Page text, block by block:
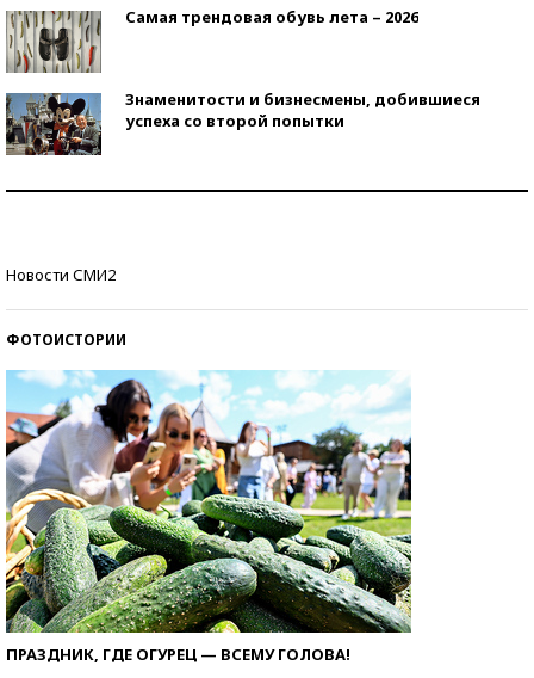
Самая трендовая обувь лета – 2026
Знаменитости и бизнесмены, добившиеся
успеха со второй попытки
Новости СМИ2
ФОТОИСТОРИИ
ПРАЗДНИК, ГДЕ ОГУРЕЦ — ВСЕМУ ГОЛОВА!